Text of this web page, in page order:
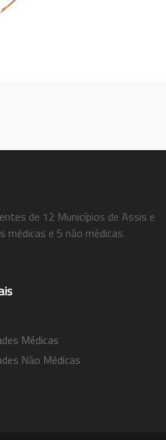
de 12 Municípios de Assis e
médicas e 5 não médicas.
Médicas
Não Médicas